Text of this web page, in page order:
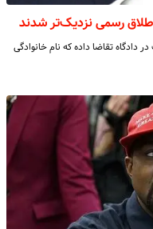
رسمی نزدیک‌تر شدند
تقاضا داده که نام خانوادگی